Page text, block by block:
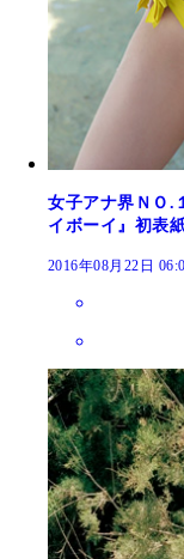
女子アナ界ＮＯ.
イボーイ』初表
2016年08月22日